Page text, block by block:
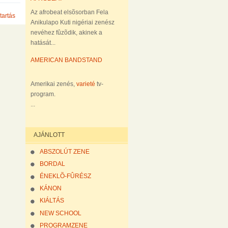
Az afrobeat elsõsorban Fela
Anikulapo Kuti nigériai zenész
nevéhez fûzõdik, akinek a
hatását...
AMERICAN BANDSTAND
Amerikai zenés, varieté tv-
program.
...
AJÁNLOTT
ABSZOLÚT ZENE
BORDAL
ÉNEKLÕ-FÛRÉSZ
KÁNON
KIÁLTÁS
NEW SCHOOL
PROGRAMZENE